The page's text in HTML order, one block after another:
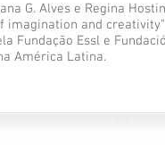
G. Alves e Regina
imagination and
Fundação Essl e
América Latina.